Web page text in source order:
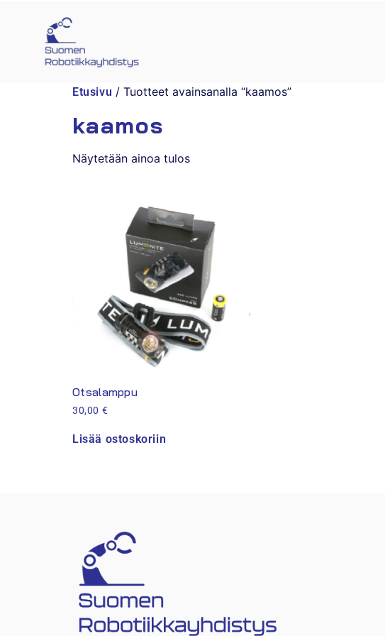
Etusivu / Tuotteet avainsanalla “kaamos”
kaamos
Näytetään ainoa tulos
Otsalamppu
30,00 €
Lisää ostoskoriin